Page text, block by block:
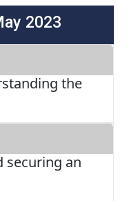
2023
the
securing an